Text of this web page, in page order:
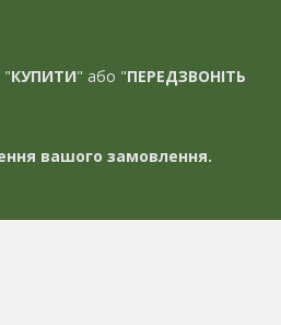
"КУПИТИ" або "ПЕРЕДЗВОНІТЬ
вашого замовлення.